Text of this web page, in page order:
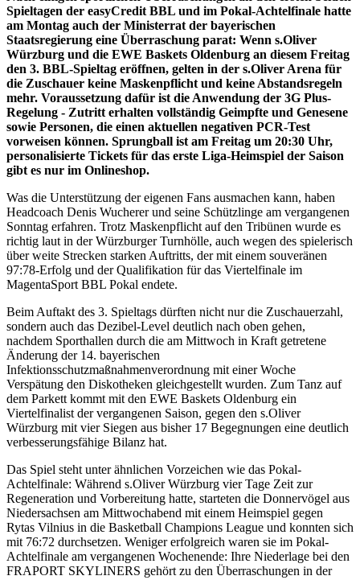
Spieltagen der easyCredit BBL und im Pokal-Achtelfinale hatte
am Montag auch der Ministerrat der bayerischen
Staatsregierung eine Überraschung parat: Wenn s.Oliver
Würzburg und die EWE Baskets Oldenburg an diesem Freitag
den 3. BBL-Spieltag eröffnen, gelten in der s.Oliver Arena für
die Zuschauer keine Maskenpflicht und keine Abstandsregeln
mehr. Voraussetzung dafür ist die Anwendung der 3G Plus-
Regelung - Zutritt erhalten vollständig Geimpfte und Genesene
sowie Personen, die einen aktuellen negativen PCR-Test
vorweisen können. Sprungball ist am Freitag um 20:30 Uhr,
personalisierte Tickets für das erste Liga-Heimspiel der Saison
gibt es nur im Onlineshop.
Was die Unterstützung der eigenen Fans ausmachen kann, haben
Headcoach Denis Wucherer und seine Schützlinge am vergangenen
Sonntag erfahren. Trotz Maskenpflicht auf den Tribünen wurde es
richtig laut in der Würzburger Turnhölle, auch wegen des spielerisch
über weite Strecken starken Auftritts, der mit einem souveränen
97:78-Erfolg und der Qualifikation für das Viertelfinale im
MagentaSport BBL Pokal endete.
Beim Auftakt des 3. Spieltags dürften nicht nur die Zuschauerzahl,
sondern auch das Dezibel-Level deutlich nach oben gehen,
nachdem Sporthallen durch die am Mittwoch in Kraft getretene
Änderung der 14. bayerischen
Infektionsschutzmaßnahmenverordnung mit einer Woche
Verspätung den Diskotheken gleichgestellt wurden. Zum Tanz auf
dem Parkett kommt mit den EWE Baskets Oldenburg ein
Viertelfinalist der vergangenen Saison, gegen den s.Oliver
Würzburg mit vier Siegen aus bisher 17 Begegnungen eine deutlich
verbesserungsfähige Bilanz hat.
Das Spiel steht unter ähnlichen Vorzeichen wie das Pokal-
Achtelfinale: Während s.Oliver Würzburg vier Tage Zeit zur
Regeneration und Vorbereitung hatte, starteten die Donnervögel aus
Niedersachsen am Mittwochabend mit einem Heimspiel gegen
Rytas Vilnius in die Basketball Champions League und konnten sich
mit 76:72 durchsetzen. Weniger erfolgreich waren sie im Pokal-
Achtelfinale am vergangenen Wochenende: Ihre Niederlage bei den
FRAPORT SKYLINERS gehört zu den Überraschungen in der